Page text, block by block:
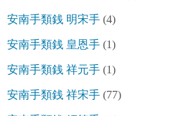
安南手類銭 明宋手 (4)
安南手類銭 皇恩手 (1)
安南手類銭 祥元手 (1)
安南手類銭 祥宋手 (77)